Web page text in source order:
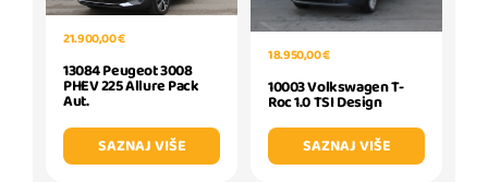
21.900,00 €
13084 Peugeot 3008
PHEV 225 Allure Pack
Aut.
SAZNAJ VIŠE
18.950,00 €
10003 Volkswagen T-
Roc 1.0 TSI Design
SAZNAJ VIŠE